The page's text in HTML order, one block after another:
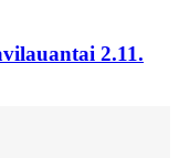
2.11.